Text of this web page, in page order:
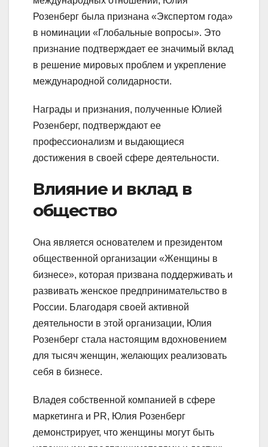
Розенберг была признана «Экспертом года»
в номинации «Глобальные вопросы». Это
признание подтверждает ее значимый вклад
в решение мировых проблем и укрепление
международной солидарности.
Награды и признания, полученные Юлией
Розенберг, подтверждают ее
профессионализм и выдающиеся
достижения в своей сфере деятельности.
Влияние и вклад в
общество
Она является основателем и президентом
общественной организации «Женщины в
бизнесе», которая призвана поддерживать и
развивать женское предпринимательство в
России. Благодаря своей активной
деятельности в этой организации, Юлия
Розенберг стала настоящим вдохновением
для тысяч женщин, желающих реализовать
себя в бизнесе.
Владея собственной компанией в сфере
маркетинга и PR, Юлия Розенберг
демонстрирует, что женщины могут быть